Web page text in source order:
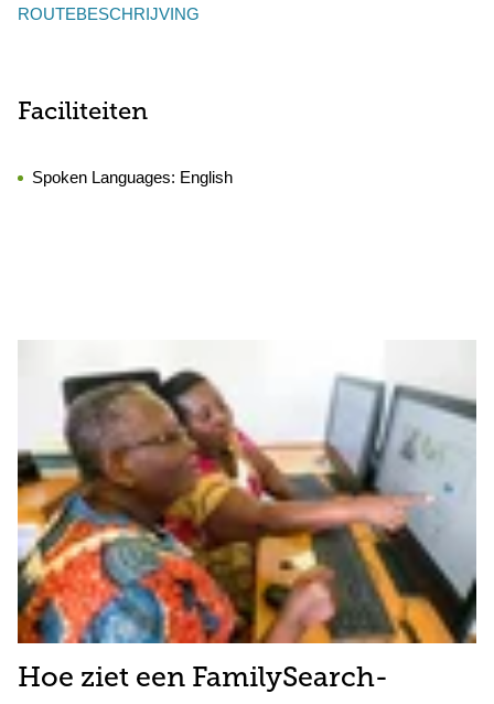
ROUTEBESCHRIJVING
Faciliteiten
Spoken Languages: English
Hoe ziet een FamilySearch-